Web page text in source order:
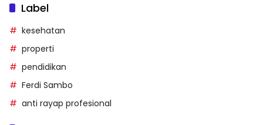
Label
kesehatan
properti
pendidikan
Ferdi Sambo
anti rayap profesional